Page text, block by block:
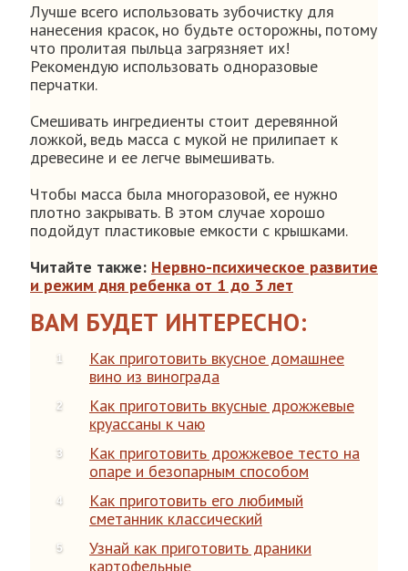
Лучше всего использовать зубочистку для
нанесения красок, но будьте осторожны, потому
что пролитая пыльца загрязняет их!
Рекомендую использовать одноразовые
перчатки.
Смешивать ингредиенты стоит деревянной
ложкой, ведь масса с мукой не прилипает к
древесине и ее легче вымешивать.
Чтобы масса была многоразовой, ее нужно
плотно закрывать. В этом случае хорошо
подойдут пластиковые емкости с крышками.
Читайте также: Нервно-психическое развитие
и режим дня ребенка от 1 до 3 лет
ВАМ БУДЕТ ИНТЕРЕСНО:
Как приготовить вкусное домашнее
вино из винограда
Как приготовить вкусные дрожжевые
круассаны к чаю
Как приготовить дрожжевое тесто на
опаре и безопарным способом
Как приготовить его любимый
сметанник классический
Узнай как приготовить драники
картофельные